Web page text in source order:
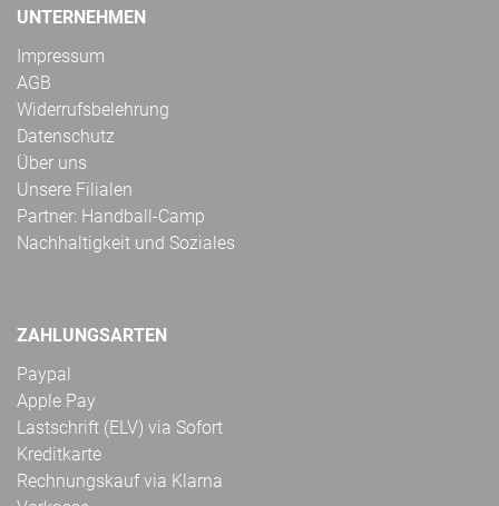
UNTERNEHMEN
Impressum
AGB
Widerrufsbelehrung
Datenschutz
Über uns
Unsere Filialen
Partner: Handball-Camp
Nachhaltigkeit und Soziales
ZAHLUNGSARTEN
Paypal
Apple Pay
Lastschrift (ELV) via Sofort
Kreditkarte
Rechnungskauf via Klarna